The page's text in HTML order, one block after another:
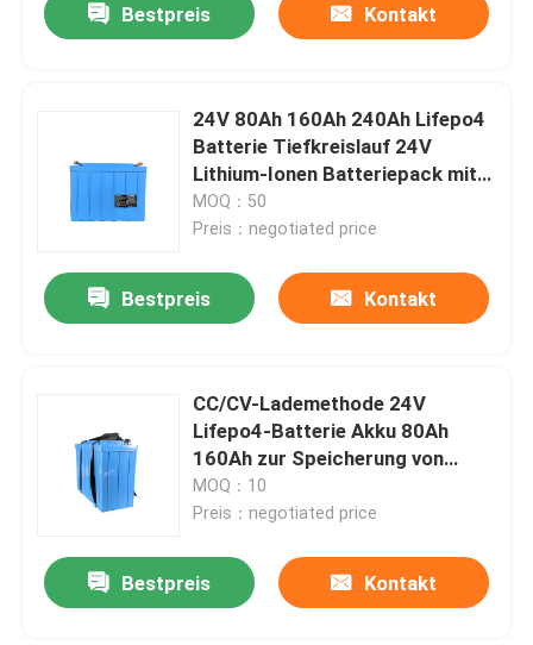
Produkte
Über uns
Qualitätskontrolle
Nachrichten
Alle Fälle
Bestpreis Kontakt
24V 80Ah 160Ah 240Ah Lifepo4
Batterie Tiefkreislauf 24V
Lithium-Ionen Batteriepack mit
Bms
MOQ：50
Preis：negotiated price
Bestpreis Kontakt
CC/CV-Lademethode 24V
Lifepo4-Batterie Akku 80Ah
160Ah zur Speicherung von
Solarenergie
MOQ：10
Preis：negotiated price
Bestpreis Kontakt